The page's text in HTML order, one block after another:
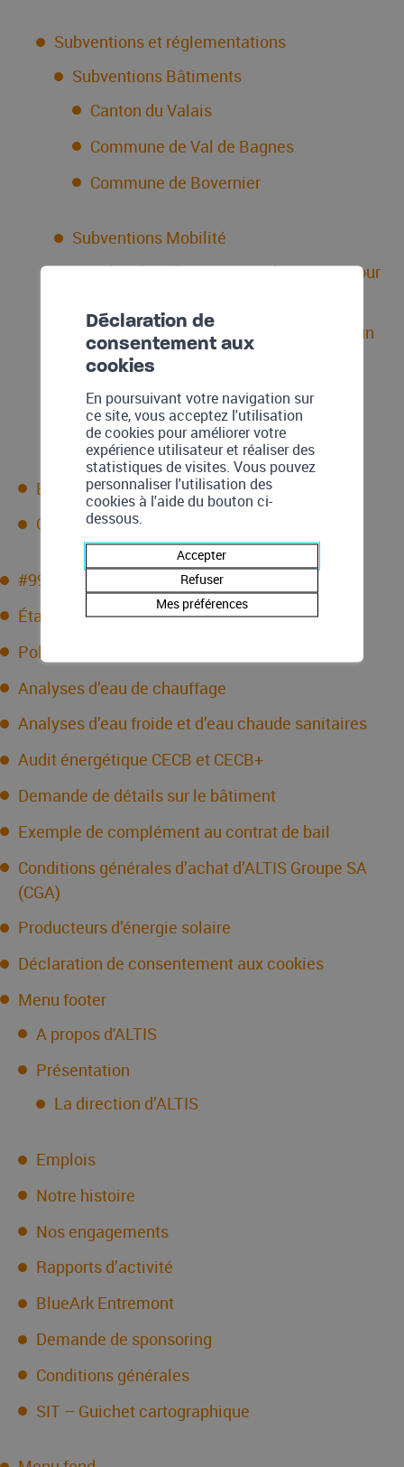
Subventions et réglementations
Subventions Bâtiments
Canton du Valais
Commune de Val de Bagnes
Commune de Bovernier
Subventions Mobilité
Véhicules électriques: subventions pour
Vélos électriques : subventions pour un
achat
Règlements et directives
Blog
Contact
#9929 (aucun titre)
État actuel des réseaux
Politique de confidentialité audits énergétiques
Analyses d’eau de chauffage
Analyses d’eau froide et d’eau chaude sanitaires
Audit énergétique CECB et CECB+
Demande de détails sur le bâtiment
Exemple de complément au contrat de bail
Conditions générales d’achat d’ALTIS Groupe SA
(CGA)
Producteurs d’énergie solaire
Déclaration de consentement aux cookies
Menu footer
A propos d'ALTIS
Présentation
La direction d’ALTIS
Emplois
Notre histoire
Nos engagements
Rapports d’activité
BlueArk Entremont
Demande de sponsoring
Conditions générales
SIT – Guichet cartographique
Déclaration de
consentement aux
cookies
En poursuivant votre navigation sur
ce site, vous acceptez l'utilisation
de cookies pour améliorer votre
expérience utilisateur et réaliser des
statistiques de visites. Vous pouvez
personnaliser l'utilisation des
cookies à l'aide du bouton ci-
dessous.
Accepter
Refuser
Mes préférences